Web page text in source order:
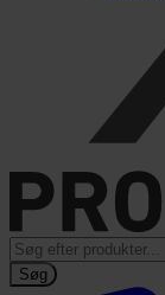
Products
search
Søg